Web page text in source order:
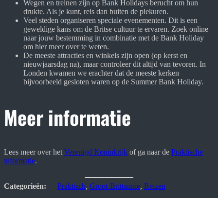
Wegen en treinen zijn op Bank Holidays berucht om hun
drukte. Als je kunt, reis dan buiten de piekuren.
Veel steden organiseren speciale evenementen. Dit is een
geweldige kans om de Britse cultuur te ervaren. Zoek online
naar jouw bestemming in combinatie met de Bank Holiday
om hier meer over te weten.
De meeste attracties en winkels zijn open (op kerst en
nieuwjaarsdag na), maar controleer dit altijd van tevoren. In
Londen kwamen we erachter dat de meeste kerken
bijvoorbeeld gesloten waren op de Summer Bank Holiday.
Meer informatie
Lees meer over het Verenigd Koninkrijk of ga naar de Praktische
informatie.
Categorieën: Praktisch, Groot-Brittannië, Reizen